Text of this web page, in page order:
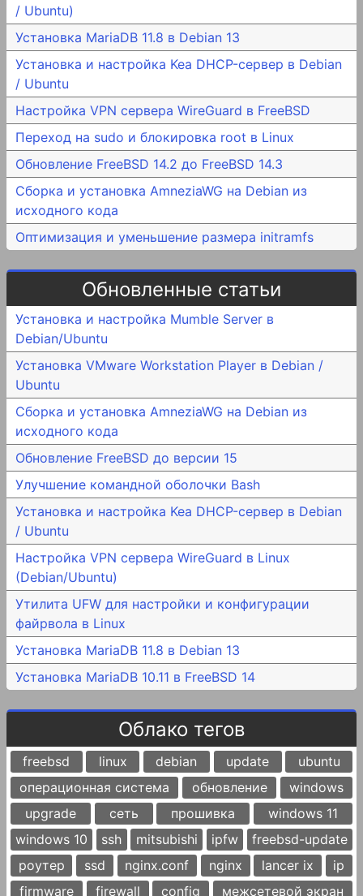
/ Ubuntu)
Установка MariaDB 11.8 в Debian 13
Установка и настройка Kea DHCP-сервер в Debian
/ Ubuntu
Настройка VPN сервера WireGuard в FreeBSD
Переход на sudo и блокировка root в Linux
Обновление FreeBSD 14.2 до FreeBSD 14.3
Сборка и установка AmneziaWG на Debian из
исходного кода
Оптимизация и уменьшение размера initramfs
Обновленные статьи
Установка и настройка Mumble Server в
Debian/Ubuntu
Установка VMware Workstation Player в Debian /
Ubuntu
Сборка и установка AmneziaWG на Debian из
исходного кода
Обновление FreeBSD до версии 15
Улучшение командной оболочки Bash
Установка и настройка Kea DHCP-сервер в Debian
/ Ubuntu
Настройка VPN сервера WireGuard в Linux
(Debian/Ubuntu)
Утилита UFW для настройки и конфигурации
файрвола в Linux
Установка MariaDB 11.8 в Debian 13
Установка MariaDB 10.11 в FreeBSD 14
Облако тегов
freebsd linux debian update
ubuntu
операционная система
обновление
windows
upgrade
сеть прошивка
windows 11
windows 10
ssh mitsubishi ipfw
freebsd-update
роутер
ssd nginx.conf nginx lancer ix
ip
firmware
firewall config межсетевой экран